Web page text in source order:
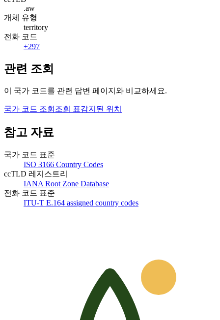
.aw
개체 유형
territory
전화 코드
+297
관련 조회
이 국가 코드를 관련 답변 페이지와 비교하세요.
국가 코드 조회 조회 표감지된 위치
참고 자료
국가 코드 표준
ISO 3166 Country Codes
ccTLD 레지스트리
IANA Root Zone Database
전화 코드 표준
ITU-T E.164 assigned country codes